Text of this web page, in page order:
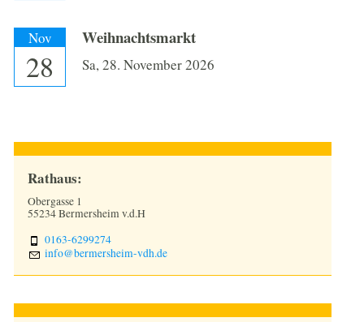
Nov
28
Weihnachtsmarkt
Sa,28. November 2026
Rathaus:
Obergasse 1
55234 Bermersheim v.d.H
0163-6299274
nf
b rm rsh m-vdhd